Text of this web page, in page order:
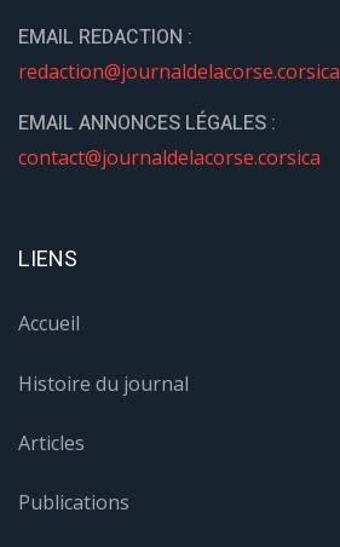
EMAIL REDACTION :
redaction@journaldelacorse.corsica
EMAIL ANNONCES LÉGALES :
contact@journaldelacorse.corsica
LIENS
Accueil
Histoire du journal
Articles
Publications